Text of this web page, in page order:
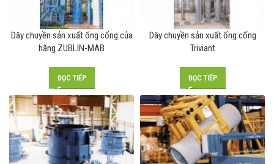
Dây chuyền sản xuất ống cống của
hãng ZUBLIN-MAB
ĐỌC TIẾP
Dây chuyền sản xuất ống cống
Triviant
ĐỌC TIẾP